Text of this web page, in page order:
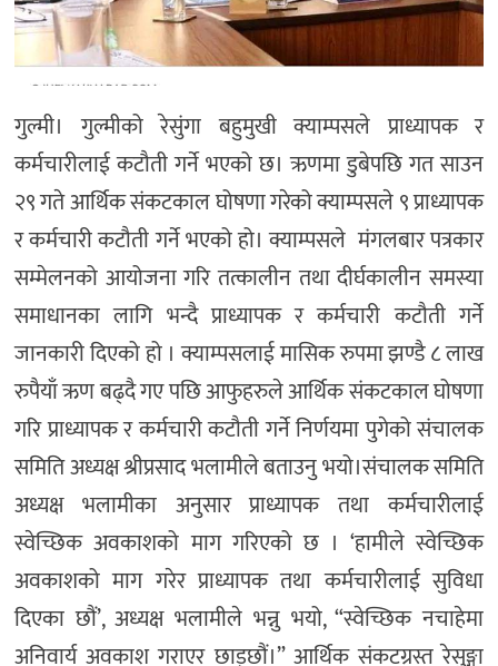
गुल्मी। गुल्मीको रेसुंगा बहुमुखी क्याम्पसले प्राध्यापक र
कर्मचारीलाई कटौती गर्ने भएको छ। ऋणमा डुबेपछि गत साउन
२९ गते आर्थिक संकटकाल घोषणा गरेको क्याम्पसले ९ प्राध्यापक
र कर्मचारी कटौती गर्ने भएको हो। क्याम्पसले मंगलबार पत्रकार
सम्मेलनको आयोजना गरि तत्कालीन तथा दीर्घकालीन समस्या
समाधानका लागि भन्दै प्राध्यापक र कर्मचारी कटौती गर्ने
जानकारी दिएको हो । क्याम्पसलाई मासिक रुपमा झण्डै ८ लाख
रुपैयाँ ऋण बढ्दै गए पछि आफुहरुले आर्थिक संकटकाल घोषणा
गरि प्राध्यापक र कर्मचारी कटौती गर्ने निर्णयमा पुगेको संचालक
समिति अध्यक्ष श्रीप्रसाद भलामीले बताउनु भयो।संचालक समिति
अध्यक्ष भलामीका अनुसार प्राध्यापक तथा कर्मचारीलाई
स्वेच्छिक अवकाशको माग गरिएको छ । ‘हामीले स्वेच्छिक
अवकाशको माग गरेर प्राध्यापक तथा कर्मचारीलाई सुविधा
दिएका छौं’, अध्यक्ष भलामीले भन्नु भयो, “स्वेच्छिक नचाहेमा
अनिवार्य अवकाश गराएर छाड्छौं।” आर्थिक संकटग्रस्त रेसुङ्गा